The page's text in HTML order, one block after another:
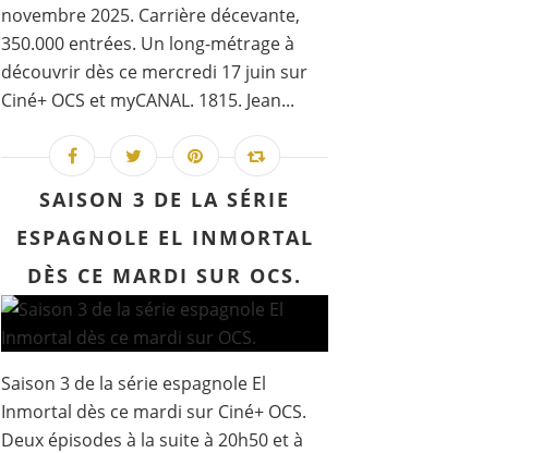
novembre 2025. Carrière décevante,
350.000 entrées. Un long-métrage à
découvrir dès ce mercredi 17 juin sur
Ciné+ OCS et myCANAL. 1815. Jean...
SAISON 3 DE LA SÉRIE
ESPAGNOLE EL INMORTAL
DÈS CE MARDI SUR OCS.
Saison 3 de la série espagnole El
Inmortal dès ce mardi sur Ciné+ OCS.
Deux épisodes à la suite à 20h50 et à